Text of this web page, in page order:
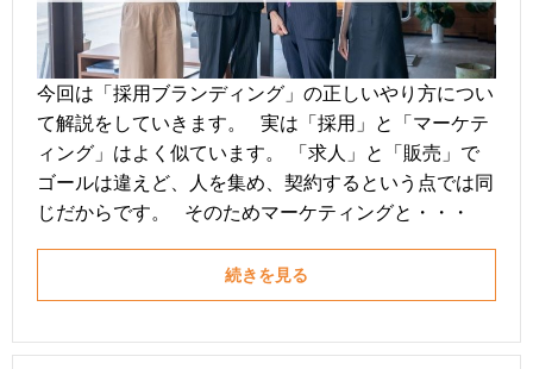
今回は「採用ブランディング」の正しいやり方につい
て解説をしていきます。 実は「採用」と「マーケテ
ィング」はよく似ています。 「求人」と「販売」で
ゴールは違えど、人を集め、契約するという点では同
じだからです。 そのためマーケティングと・・・
続きを見る